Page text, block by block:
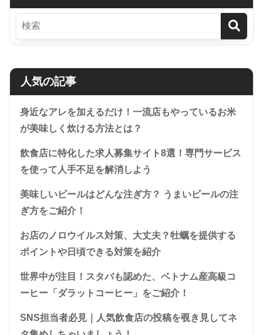
人気の記事
身近なアレを加えるだけ！一流店もやっているお米
が美味しく炊ける方法とは？
飲食店に特化した求人募集サイト8選！専門サービス
を使って人手不足を解消しよう
美味しいビールはどんな注ぎ方？ うまいビールの注
ぎ方をご紹介！
お店のノロウイルス対策、大丈夫？牡蠣を提供する
ポイントや日頃できる対策を紹介
世界中が注目！スタバも認めた、ベトナム産高級コ
ーヒー「ダラットコーヒー」をご紹介！
SNS担当者必見｜人気飲食店の投稿を覗き見してネ